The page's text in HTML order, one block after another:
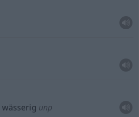
wässerig unp